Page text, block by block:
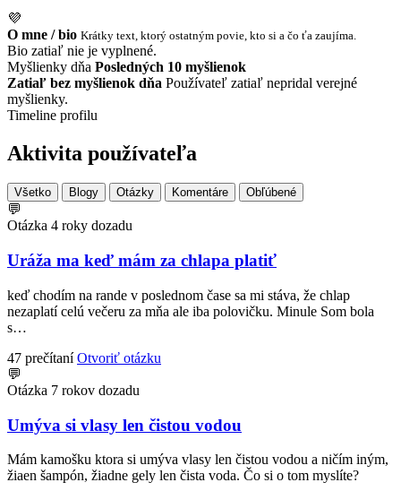
💜
O mne / bio Krátky text, ktorý ostatným povie, kto si a čo ťa zaujíma.
Bio zatiaľ nie je vyplnené.
Myšlienky dňa Posledných 10 myšlienok
Zatiaľ bez myšlienok dňa Používateľ zatiaľ nepridal verejné
myšlienky.
Timeline profilu
Aktivita používateľa
Všetko Blogy Otázky Komentáre Obľúbené
💬
Otázka 4 roky dozadu
Uráža ma keď mám za chlapa platiť
keď chodím na rande v poslednom čase sa mi stáva, že chlap
nezaplatí celú večeru za mňa ale iba polovičku. Minule Som bola
s…
47 prečítaní Otvoriť otázku
💬
Otázka 7 rokov dozadu
Umýva si vlasy len čistou vodou
Mám kamošku ktora si umýva vlasy len čistou vodou a ničím iným,
žiaen šampón, žiadne gely len čista voda. Čo si o tom myslíte?